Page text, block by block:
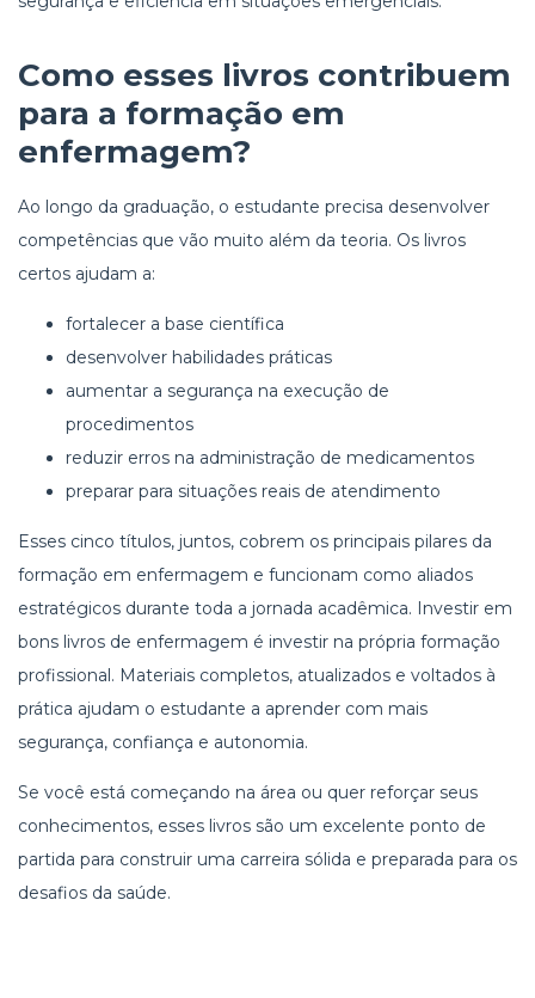
Como esses livros contribuem
para a formação em
enfermagem?
Ao longo da graduação, o estudante precisa desenvolver
competências que vão muito além da teoria. Os livros
certos ajudam a:
fortalecer a base científica
desenvolver habilidades práticas
aumentar a segurança na execução de
procedimentos
reduzir erros na administração de medicamentos
preparar para situações reais de atendimento
Esses cinco títulos, juntos, cobrem os principais pilares da
formação em enfermagem e funcionam como aliados
estratégicos durante toda a jornada acadêmica. Investir em
bons livros de enfermagem é investir na própria formação
profissional. Materiais completos, atualizados e voltados à
prática ajudam o estudante a aprender com mais
segurança, confiança e autonomia.
Se você está começando na área ou quer reforçar seus
conhecimentos, esses livros são um excelente ponto de
partida para construir uma carreira sólida e preparada para os
desafios da saúde.